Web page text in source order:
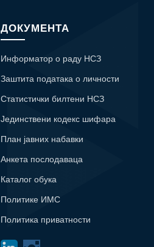
ДОКУМЕНТА
Информатор о раду НСЗ
Заштита података о личности
Статистички билтени НСЗ
Јединствени кодекс шифара
План јавних набавки
Анкета послодаваца
Каталог обука
Политике ИМС
Политика приватности